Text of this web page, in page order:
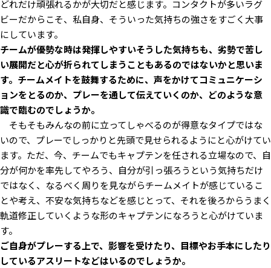
どれだけ頑張れるかが大切だと感じます。コンタクトが多いラグ
ビーだからこそ、私自身、そういった気持ちの強さをすごく大事
にしています。
――チームが優勢な時は発揮しやすいそうした気持ちも、劣勢で苦し
い展開だと心が折られてしまうこともあるのではないかと思いま
す。チームメイトを鼓舞するために、声をかけてコミュニケーシ
ョンをとるのか、プレーを通して伝えていくのか、どのような意
識で臨むのでしょうか。
そもそもみんなの前に立ってしゃべるのが得意なタイプではな
いので、プレーでしっかりと先頭で見せられるようにと心がけてい
ます。ただ、今、チームでもキャプテンを任される立場なので、自
分が何かを率先してやろう、自分が引っ張ろうという気持ちだけ
ではなく、なるべく周りを見ながらチームメイトが感じているこ
とや考え、不安な気持ちなどを感じとって、それを後ろからうまく
軌道修正していくような形のキャプテンになろうと心がけていま
す。
――ご自身がプレーする上で、影響を受けたり、目標やお手本にしたり
しているアスリートなどはいるのでしょうか。